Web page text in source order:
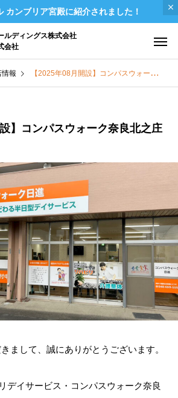
カンブリア宮殿に紹介されました！
ルディングス株式会社
会社
情報 【2025年08月開設】コンパスウォーク奈良北之庄
】コンパスウォーク奈良北之庄
まして、誠にありがとうございます。
デイサービス・コンパスウォーク奈良